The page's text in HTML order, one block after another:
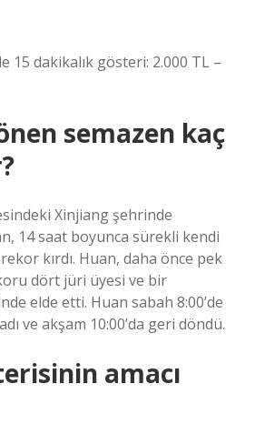
15 dakikalık gösteri: 2.000 TL –
semazen kaç
Xinjiang şehrinde
14 saat boyunca sürekli kendi
kırdı. Huan, daha önce pek
dört jüri üyesi ve bir
elde etti. Huan sabah 8:00’de
ve akşam 10:00’da geri döndü.
amacı